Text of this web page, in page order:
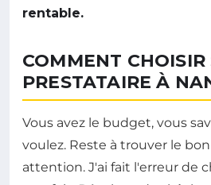
rentable.
COMMENT CHOISIR
PRESTATAIRE À
Vous avez le budget, vous
voulez. Reste à trouver le bon
attention. J'ai fait l'erreur de